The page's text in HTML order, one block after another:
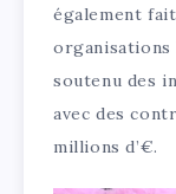
également
soutenu des
avec des
millions d’€.